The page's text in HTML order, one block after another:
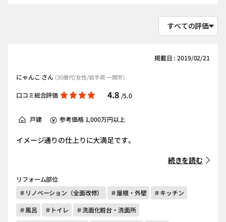
掲載日 : 2019/02/21
にゃんこ さん (30歳代/女性/岩手県 一関市）
口コミ総合評価 4.8 /5.0
戸建 参考価格 1,000万円以上
イメージ通りの仕上りに大満足です。
続きを読む
リフォーム部位
＃リノベーション（全面改修）
＃屋根・外壁
＃キッチン
＃風呂
＃トイレ
＃洗面化粧台・洗面所